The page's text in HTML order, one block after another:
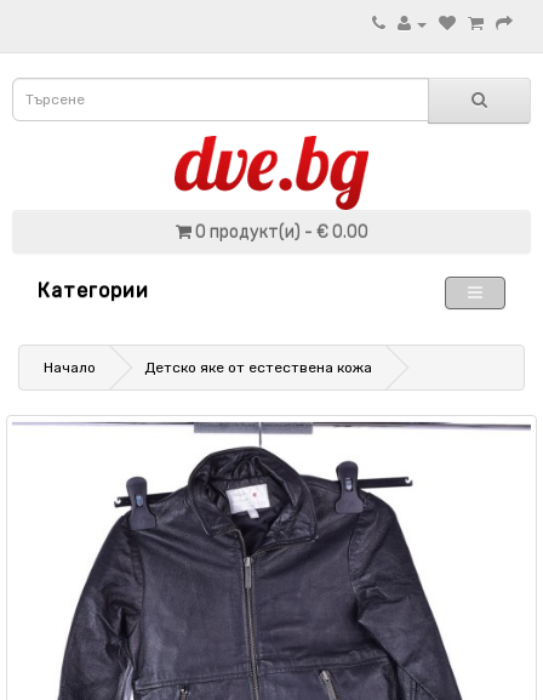
0 продукт(и) - € 0.00
Категории
Начало Детско яке от естествена кожа